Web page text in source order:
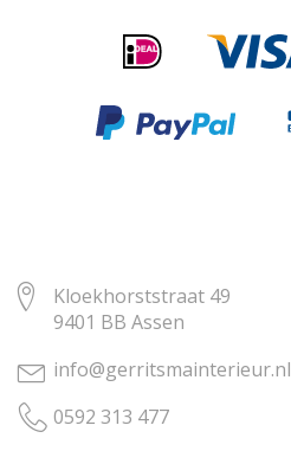
Kloekhorststraat 49
9401 BB Assen
info@gerritsmainterieur.nl
0592 313 477